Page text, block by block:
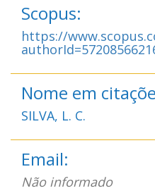
Scopus:
https://
Nome em
SILVA, L. C.
Email:
Não informado